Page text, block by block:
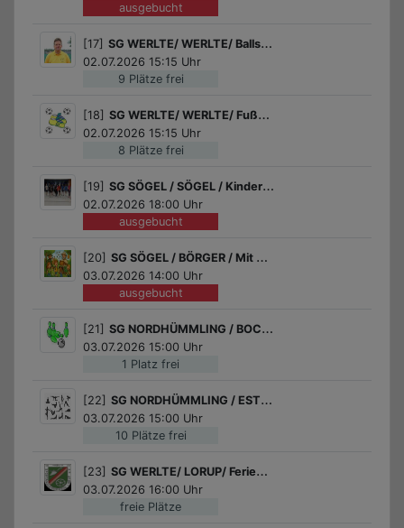
ausgebucht
9 Plätze frei
[17] SG WERLTE/ WERLTE/ Ballspiele
02.07.2026 15:15 Uhr
8 Plätze frei
[18] SG WERLTE/ WERLTE/ Fußball für Mädchen
02.07.2026 15:15 Uhr
ausgebucht
[19] SG SÖGEL / SÖGEL / Kinder- und Jugend-Badminton
02.07.2026 18:00 Uhr
ausgebucht
[20] SG SÖGEL / BÖRGER / Mit dem Jäger und Imker durch die Natur In Börger
03.07.2026 14:00 Uhr
1 Platz frei
[21] SG NORDHÜMMLING / BOCKHORST / Kegelnachmittag
03.07.2026 15:00 Uhr
10 Plätze frei
[22] SG NORDHÜMMLING / ESTERWEGEN / Yoga
03.07.2026 15:00 Uhr
freie Plätze
[23] SG WERLTE/ LORUP/ Ferienpassangeln im Loruper Brink
03.07.2026 16:00 Uhr